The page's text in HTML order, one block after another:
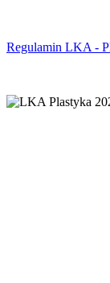
Regulamin LKA -